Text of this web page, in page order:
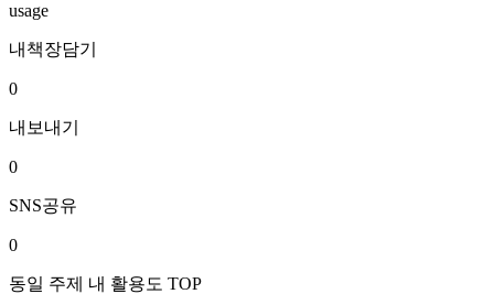
usage
내책장담기
0
내보내기
0
SNS공유
0
동일 주제 내 활용도 TOP